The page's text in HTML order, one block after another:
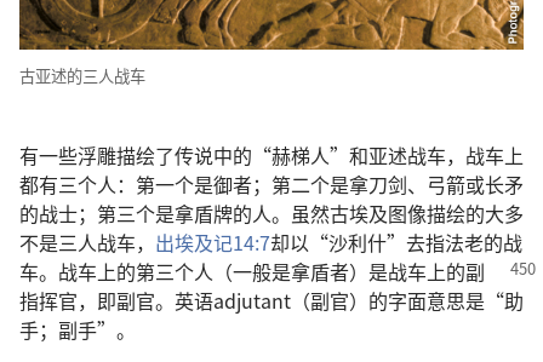
古亚述的三人战车
有一些浮雕描绘了传说中的“赫梯人”和亚述战车，战车上
都有三个人：第一个是御者；第二个是拿刀剑、弓箭或长矛
的战士；第三个是拿盾牌的人。虽然古埃及图像描绘的大多
不是三人战车， 出埃及记14:7却以“沙利什”去指法老的战
车。战车上的第三个人（一般是拿盾者）是战车上的副
指挥官，即副官。英语adjutant（副官）的字面意思是“助
手；副手”。